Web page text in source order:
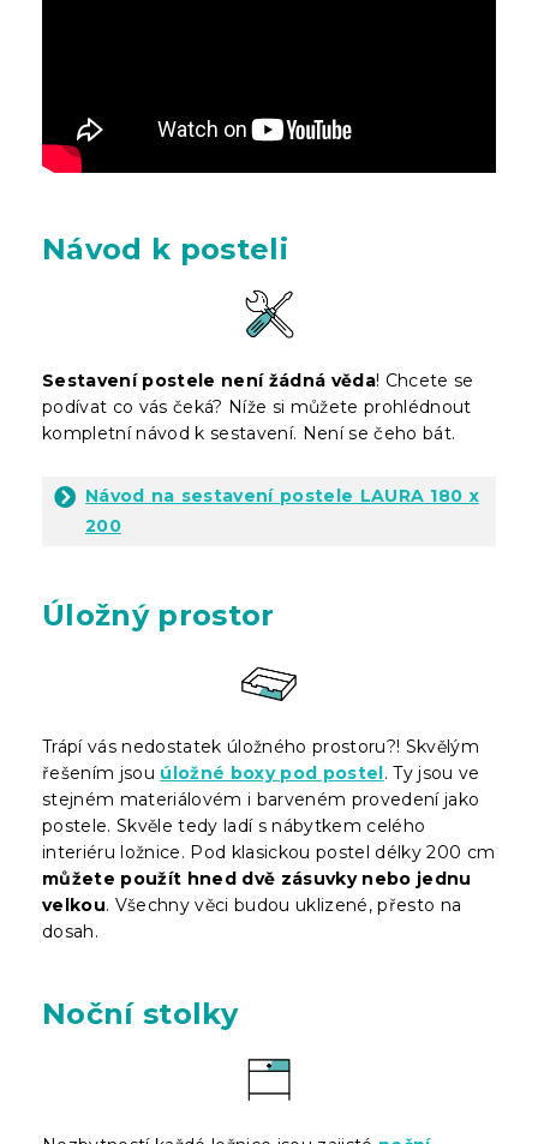
Návod k posteli
Sestavení postele není žádná věda! Chcete se
podívat co vás čeká? Níže si můžete prohlédnout
kompletní návod k sestavení. Není se čeho bát.
Návod na sestavení postele LAURA 180 x
200
Úložný prostor
Trápí vás nedostatek úložného prostoru?! Skvělým
řešením jsou úložné boxy pod postel. Ty jsou ve
stejném materiálovém i barveném provedení jako
postele. Skvěle tedy ladí s nábytkem celého
interiéru ložnice. Pod klasickou postel délky 200 cm
můžete použít hned dvě zásuvky nebo jednu
velkou. Všechny věci budou uklizené, přesto na
dosah.
Noční stolky